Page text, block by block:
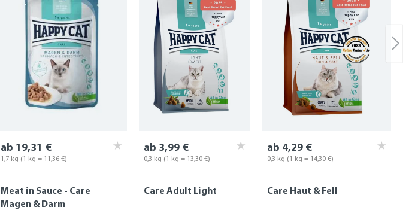
Meat in Sauce - Care
Magen & Darm
ab 19,31 €
1,7 kg (1 kg = 11,36 €)
Care Adult Light
ab 3,99 €
0,3 kg (1 kg = 13,30 €)
Care Haut & Fell
ab 4,29 €
0,3 kg (1 kg = 14,30 €)